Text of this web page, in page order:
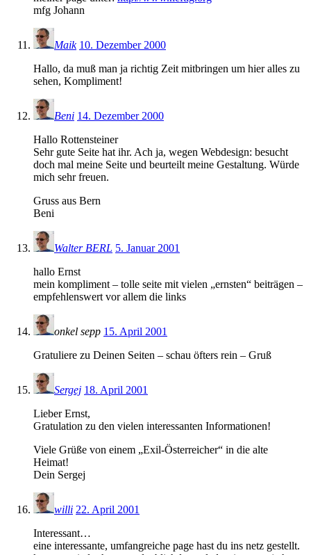
mfg Johann
Maik 10. Dezember 2000
Hallo, da muß man ja richtig Zeit mitbringen um hier alles zu
sehen, Kompliment!
Beni 14. Dezember 2000
Hallo Rottensteiner
Sehr gute Seite hat ihr. Ach ja, wegen Webdesign: besucht
doch mal meine Seite und beurteilt meine Gestaltung. Würde
mich sehr freuen.
Gruss aus Bern
Beni
Walter BERL 5. Januar 2001
hallo Ernst
mein kompliment – tolle seite mit vielen „ernsten“ beiträgen –
empfehlenswert vor allem die links
onkel sepp 15. April 2001
Gratuliere zu Deinen Seiten – schau öfters rein – Gruß
Sergej 18. April 2001
Lieber Ernst,
Gratulation zu den vielen interessanten Informationen!
Viele Grüße von einem „Exil-Österreicher“ in die alte
Heimat!
Dein Sergej
willi 22. April 2001
Interessant…
eine interessante, umfangreiche page hast du ins netz gestellt.